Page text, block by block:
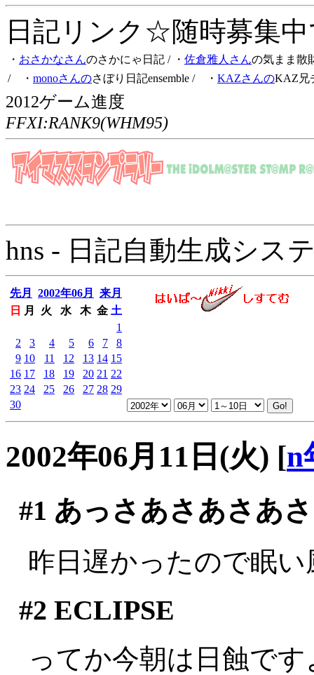
日記リンク☆随時募集
・ おさかなさんのさかにゃ日記 / ・ 佐倉雅人さんの気まま散
/ ・ monoさんのさぼり日記ensemble / ・ KAZさんのKAZ兄
2012ゲーム進度
FFXI:RANK9(WHM95)
hns - 日記自動生成シス
先月 2002年06月
来月
日
月 火 水 木 金 土
1
2
3 4 5 6 7
8
9 10 11 12 13 14 15
16 17 18 19 20 21 22
23 24 25 26 27 28 29
30
2002年06月11日(火) [n
#1 あっさあさあさあ
昨日遅かったので眠い
#2 ECLIPSE
ってか今朝は日蝕です